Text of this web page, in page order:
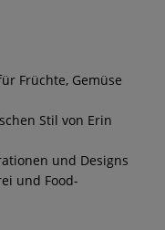
Früchte, Gemüse
Stil von Erin
und Designs
und Food-